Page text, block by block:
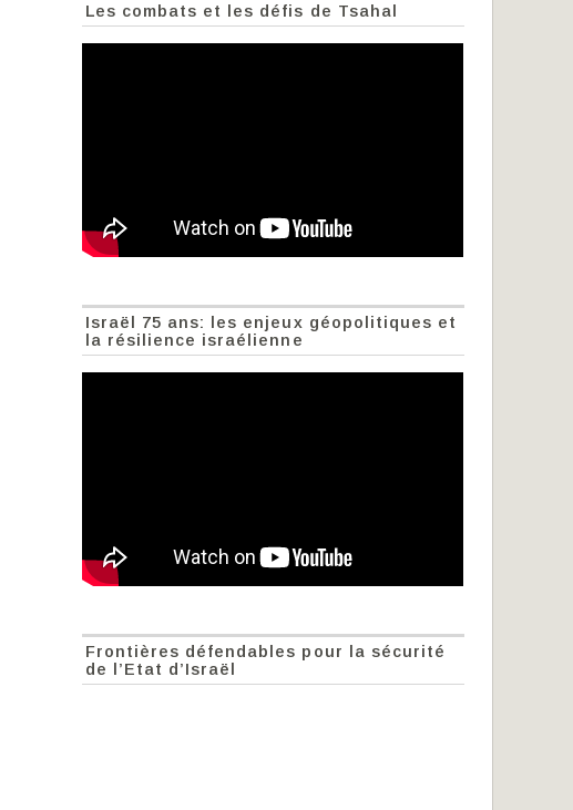
Les combats et les défis de Tsahal
Israël 75 ans: les enjeux géopolitiques et
la résilience israélienne
Frontières défendables pour la sécurité
de l’Etat d’Israël